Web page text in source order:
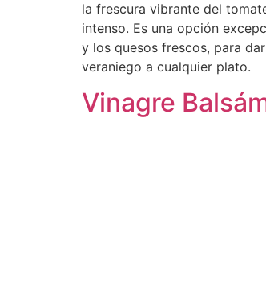
la frescura vibrante del
intenso. Es una opción
y los quesos frescos, para
veraniego a cualquier plato.
Vinagre